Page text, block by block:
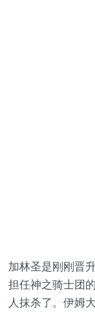
加林圣是刚刚晋
担任神之骑士团
人抹杀了。伊姆